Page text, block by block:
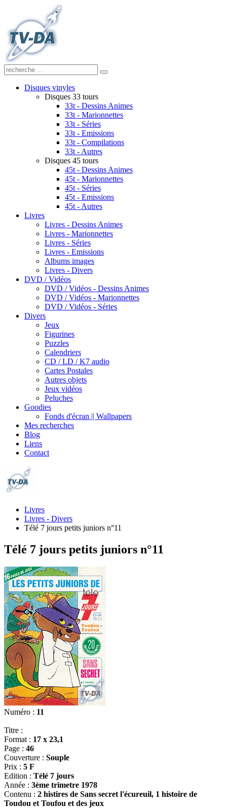
Disques vinyles
Disques 33 tours
33t - Dessins Animes
33t - Marionnettes
33t - Séries
33t - Emissions
33t - Compilations
33t - Autres
Disques 45 tours
45t - Dessins Animes
45t - Marionnettes
45t - Séries
45t - Emissions
45t - Autres
Livres
Livres - Dessins Animes
Livres - Marionnettes
Livres - Séries
Livres - Emissions
Albums images
Livres - Divers
DVD / Vidéos
DVD / Vidéos - Dessins Animes
DVD / Vidéos - Marionnettes
DVD / Vidéos - Séries
Divers
Jeux
Figurines
Puzzles
Calendriers
CD / LD / K7 audio
Cartes Postales
Autres objets
Jeux vidéos
Peluches
Goodies
Fonds d'écran || Wallpapers
Mes recherches
Blog
Liens
Contact
Livres
Livres - Divers
Télé 7 jours petits juniors n°11
Télé 7 jours petits juniors n°11
Numéro : 11
Titre :
Format : 17 x 23,1
Page : 46
Couverture : Souple
Prix : 5 F
Edition : Télé 7 jours
Année : 3ème trimetre 1978
Contenu : 2 histires de Sans secret l'écureuil, 1 histoire de
Toudou et Toufou et des jeux